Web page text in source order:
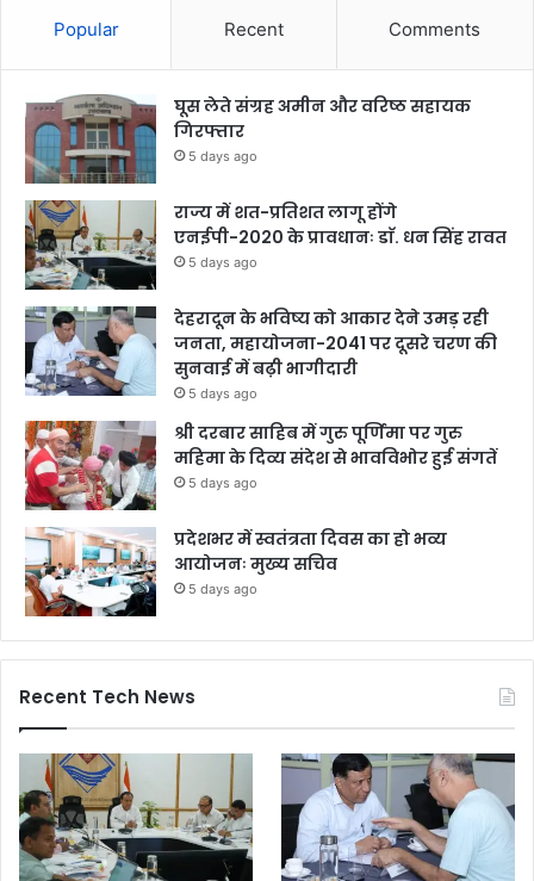
Popular Recent Comments
घूस लेते संग्रह अमीन और वरिष्ठ सहायक
गिरफ्तार
5 days ago
राज्य में शत-प्रतिशत लागू होंगे
एनईपी-2020 के प्रावधानः डाॅ. धन सिंह रावत
5 days ago
देहरादून के भविष्य को आकार देने उमड़ रही
जनता, महायोजना-2041 पर दूसरे चरण की
सुनवाई में बढ़ी भागीदारी
5 days ago
श्री दरबार साहिब में गुरु पूर्णिमा पर गुरु
महिमा के दिव्य संदेश से भावविभोर हुई संगतें
5 days ago
प्रदेशभर में स्वतंत्रता दिवस का हो भव्य
आयोजनः मुख्य सचिव
5 days ago
Recent Tech News